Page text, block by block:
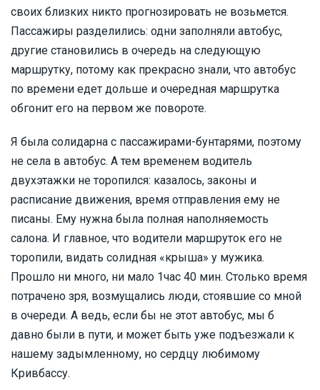
своих близких никто прогнозировать не возьмется.
Пассажиры разделились: одни заполняли автобус,
другие становились в очередь на следующую
маршрутку, потому как прекрасно знали, что автобус
по времени едет дольше и очередная маршрутка
обгонит его на первом же повороте.
Я была солидарна с пассажирами-бунтарями, поэтому
не села в автобус. А тем временем водитель
двухэтажки не торопился: казалось, законы и
расписание движения, время отправления ему не
писаны. Ему нужна была полная наполняемость
салона. И главное, что водители маршруток его не
торопили, видать солидная «крыша» у мужика.
Прошло ни много, ни мало 1час 40 мин. Столько время
потрачено зря, возмущались люди, стоявшие со мной
в очереди. А ведь, если бы не этот автобус, мы б
давно были в пути, и может быть уже подъезжали к
нашему задымленному, но сердцу любимому
Кривбассу.